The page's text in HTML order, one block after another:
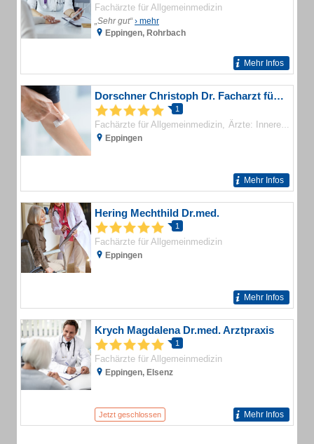
Fachärzte für Allgemeinmedizin
„Sehr gut“› mehr
Eppingen, Rohrbach
Mehr Infos
Dorschner Christoph Dr. Facharzt für Allgemeinmedizin , Linke Stefan Dr. Facharzt für Innere Medizin
1
Fachärzte für Allgemeinmedizin Ärzte: Innere Medizin (Fachärzte)
Eppingen
Mehr Infos
Hering Mechthild Dr.med.
1
Fachärzte für Allgemeinmedizin
Eppingen
Mehr Infos
Krych Magdalena Dr.med. Arztpraxis
1
Fachärzte für Allgemeinmedizin
Eppingen, Elsenz
Jetzt geschlossen Mehr Infos